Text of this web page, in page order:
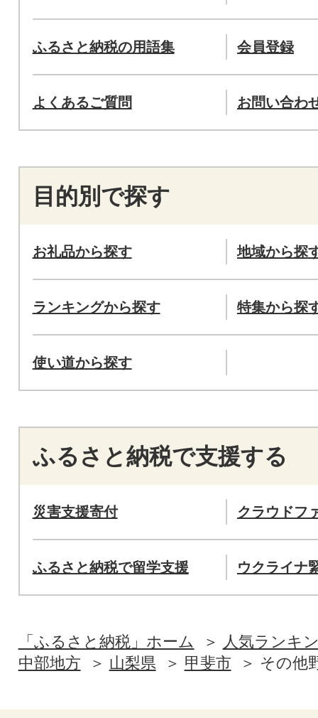
ふるさと納税の用語集 会員登録
よくあるご質問 お問い合わ
目的別で探す
お礼品から探す 地域から探
ランキングから探す 特集から探
使い道から探す
ふるさと納税で支援する
災害支援寄付 クラウドフ
ふるさと納税で留学支援 ウクライナ
「ふるさと納税」ホーム
人気ランキ
中部地方
山梨県 甲斐市 その他